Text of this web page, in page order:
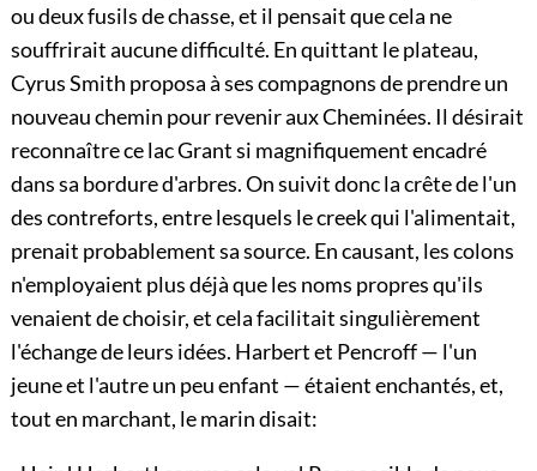
ou deux fusils de chasse, et il pensait que cela ne
souffrirait aucune difficulté. En quittant le plateau,
Cyrus Smith proposa à ses compagnons de prendre un
nouveau chemin pour revenir aux Cheminées. Il désirait
reconnaître ce lac Grant si magnifiquement encadré
dans sa bordure d'arbres. On suivit donc la crête de l'un
des contreforts, entre lesquels le creek qui l'alimentait,
prenait probablement sa source. En causant, les colons
n'employaient plus déjà que les noms propres qu'ils
venaient de choisir, et cela facilitait singulièrement
l'échange de leurs idées. Harbert et Pencroff — l'un
jeune et l'autre un peu enfant — étaient enchantés, et,
tout en marchant, le marin disait: